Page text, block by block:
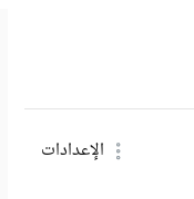
الإعدادات